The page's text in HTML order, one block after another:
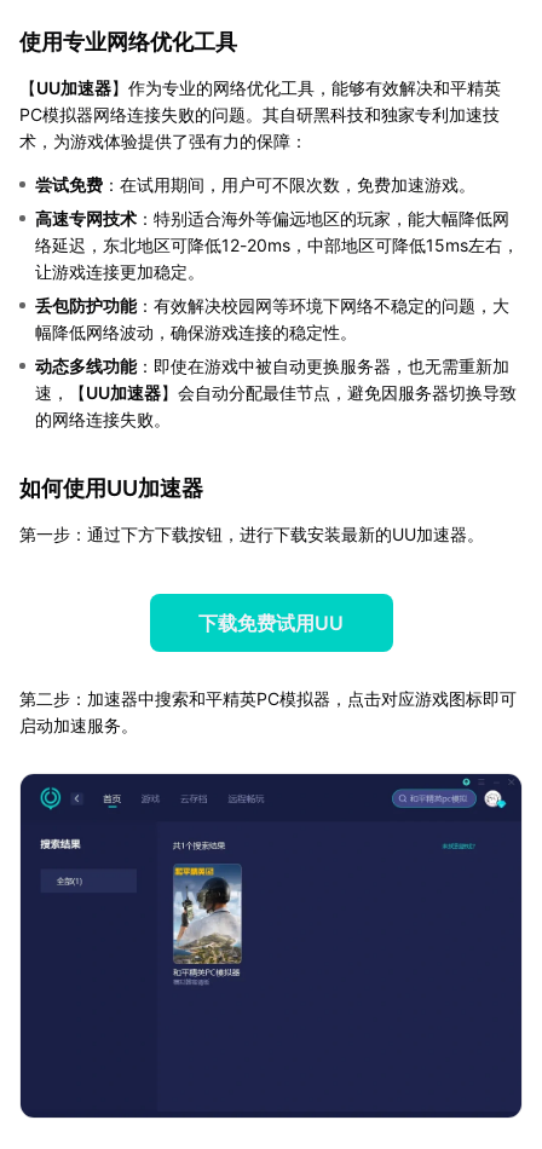
使用专业网络优化工具
【UU加速器】作为专业的网络优化工具，能够有效解决和平精英
PC模拟器网络连接失败的问题。其自研黑科技和独家专利加速技
术，为游戏体验提供了强有力的保障：
尝试免费 ：在试用期间，用户可不限次数，免费加速游戏。
高速专网技术 ：特别适合海外等偏远地区的玩家，能大幅降低网
络延迟，东北地区可降低12-20ms，中部地区可降低15ms左右，
让游戏连接更加稳定。
丢包防护功能：有效解决校园网等环境下网络不稳定的问题，大
幅降低网络波动，确保游戏连接的稳定性。
动态多线功能：即使在游戏中被自动更换服务器，也无需重新加
速，【UU加速器】会自动分配最佳节点，避免因服务器切换导致
的网络连接失败。
如何使用UU加速器
第一步：通过下方下载按钮，进行下载安装最新的UU加速器。
下载免费试用UU
第二步：加速器中搜索和平精英PC模拟器，点击对应游戏图标即可
启动加速服务。